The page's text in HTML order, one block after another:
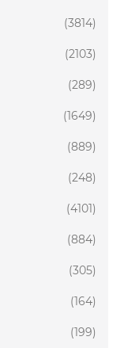
(3814)
(2103)
(289)
(1649)
(889)
(248)
(4101)
(884)
(305)
(164)
(199)